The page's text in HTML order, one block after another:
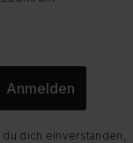
Anmelden
dich einverstanden,